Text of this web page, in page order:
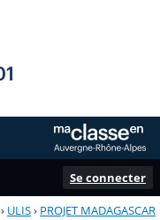
Se connecter
› ULIS› PROJET MADAGASCAR